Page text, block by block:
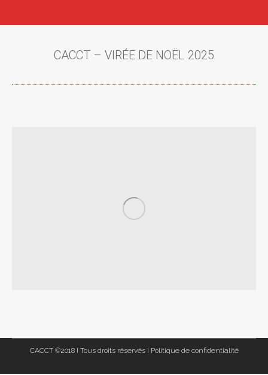
CACCT – VIRÉE DE NOËL 2025
CACCT ©2018 I Tous droits réservés I Politique de confidentialité